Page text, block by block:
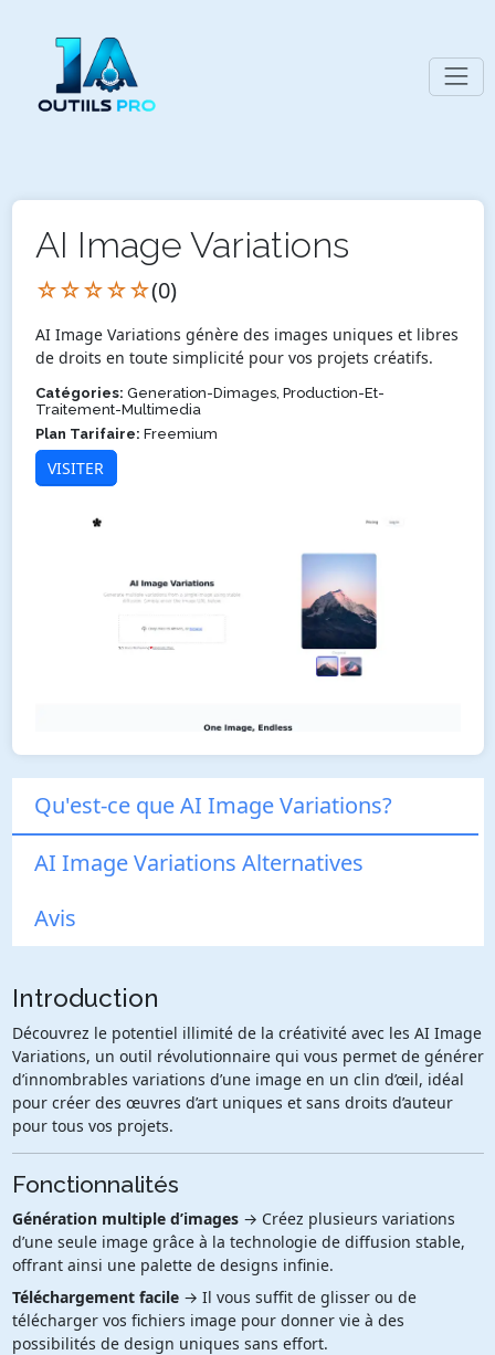
AI Image Variations
☆☆☆☆☆(0)
AI Image Variations génère des images uniques et libres
de droits en toute simplicité pour vos projets créatifs.
Catégories: Generation-Dimages, Production-Et-
Traitement-Multimedia
Plan Tarifaire: Freemium
VISITER
Qu'est-ce que AI Image Variations?
AI Image Variations Alternatives
Avis
Introduction
Découvrez le potentiel illimité de la créativité avec les AI Image
Variations, un outil révolutionnaire qui vous permet de générer
d’innombrables variations d’une image en un clin d’œil, idéal
pour créer des œuvres d’art uniques et sans droits d’auteur
pour tous vos projets.
Fonctionnalités
Génération multiple d’images→ Créez plusieurs variations
d’une seule image grâce à la technologie de diffusion stable,
offrant ainsi une palette de designs infinie.
Téléchargement facile→ Il vous suffit de glisser ou de
télécharger vos fichiers image pour donner vie à des
possibilités de design uniques sans effort.